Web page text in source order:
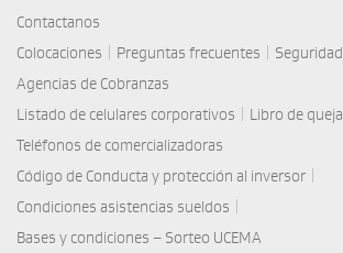
Contactanos
Colocaciones
Preguntas frecuentes
Agencias de Cobranzas
Listado de celulares corporativos
Libro de
Teléfonos de comercializadoras
Código de Conducta y protección al inversor
Condiciones asistencias sueldos
Bases y condiciones – Sorteo UCEMA